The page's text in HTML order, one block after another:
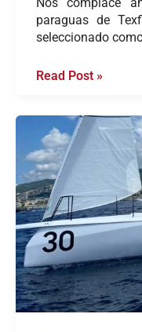
paraguas de
seleccionado
Read Post »
Blackfabric
en
la
Gran
Final
de
la
Ocean
Race:
Una
Vela
Sostenible